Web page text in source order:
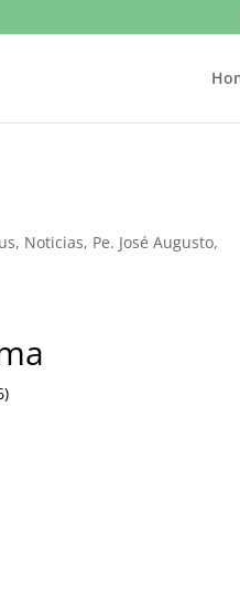
, Noticias, Pe. José Augusto,